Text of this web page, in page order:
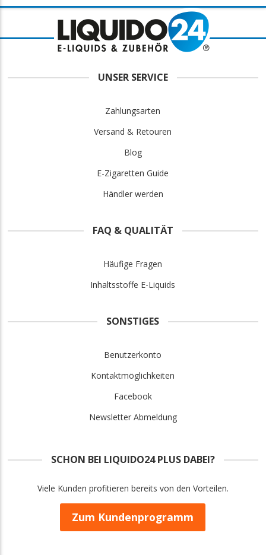
UNSER SERVICE
Zahlungsarten
Versand & Retouren
Blog
E-Zigaretten Guide
Händler werden
FAQ & QUALITÄT
Häufige Fragen
Inhaltsstoffe E-Liquids
SONSTIGES
Benutzerkonto
Kontaktmöglichkeiten
Facebook
Newsletter Abmeldung
SCHON BEI LIQUIDO24 PLUS DABEI?
Viele Kunden profitieren bereits von den Vorteilen.
Zum Kundenprogramm